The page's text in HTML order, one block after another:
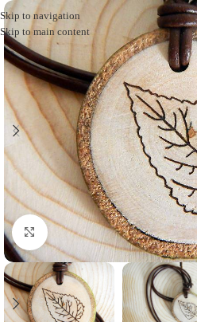
Skip to navigation
Skip to main content
Click to enlarge